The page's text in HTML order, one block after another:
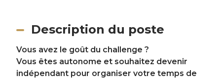
Description du poste
Vous avez le goût du challenge ?
Vous êtes autonome et souhaitez devenir
indépendant pour organiser votre temps de